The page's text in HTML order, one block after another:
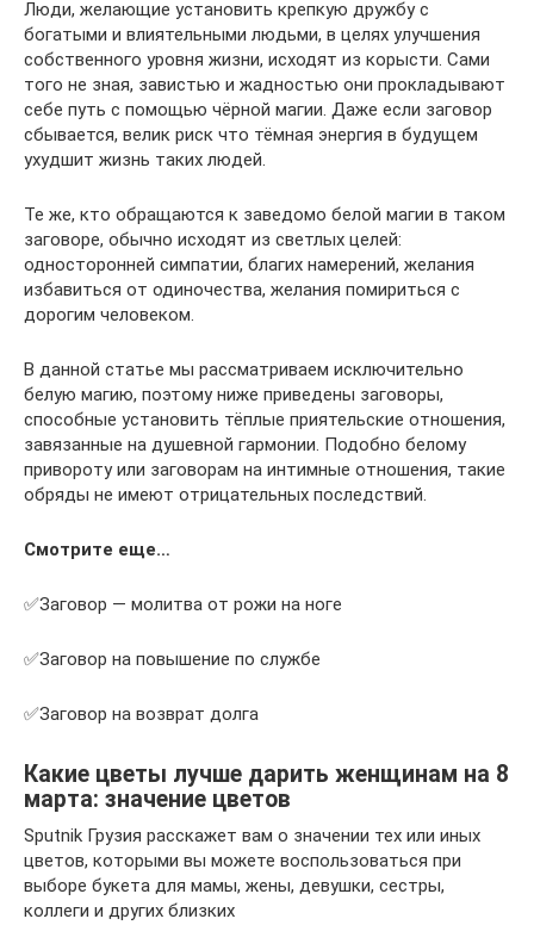
Люди, желающие установить крепкую дружбу с
богатыми и влиятельными людьми, в целях улучшения
собственного уровня жизни, исходят из корысти. Сами
того не зная, завистью и жадностью они прокладывают
себе путь с помощью чёрной магии. Даже если заговор
сбывается, велик риск что тёмная энергия в будущем
ухудшит жизнь таких людей.
Те же, кто обращаются к заведомо белой магии в таком
заговоре, обычно исходят из светлых целей:
односторонней симпатии, благих намерений, желания
избавиться от одиночества, желания помириться с
дорогим человеком.
В данной статье мы рассматриваем исключительно
белую магию, поэтому ниже приведены заговоры,
способные установить тёплые приятельские отношения,
завязанные на душевной гармонии. Подобно белому
привороту или заговорам на интимные отношения, такие
обряды не имеют отрицательных последствий.
Смотрите еще…
✅Заговор — молитва от рожи на ноге
✅Заговор на повышение по службе
✅Заговор на возврат долга
Какие цветы лучше дарить женщинам на 8
марта: значение цветов
Sputnik Грузия расскажет вам о значении тех или иных
цветов, которыми вы можете воспользоваться при
выборе букета для мамы, жены, девушки, сестры,
коллеги и других близких